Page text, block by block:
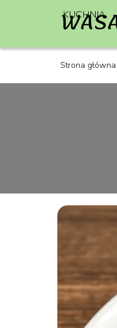
KUCHNIA
Strona główna